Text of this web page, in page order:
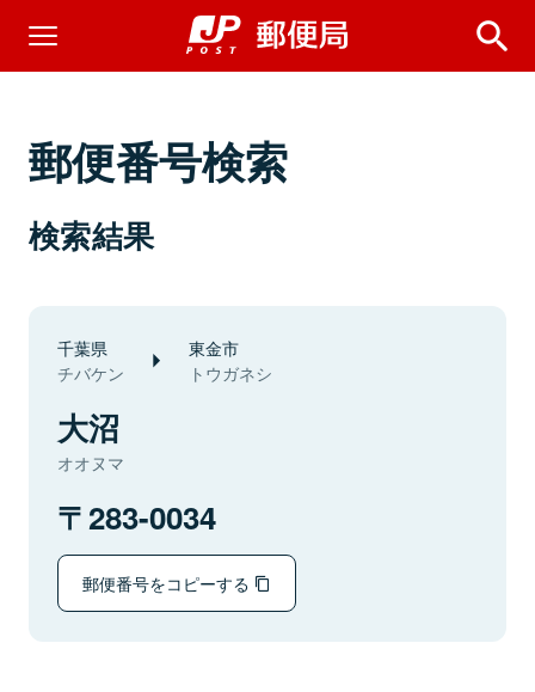
郵便番号検索
検索結果
千葉県
チバケン
東金市
トウガネシ
大沼
オオヌマ
283-0034
郵便番号をコピーする